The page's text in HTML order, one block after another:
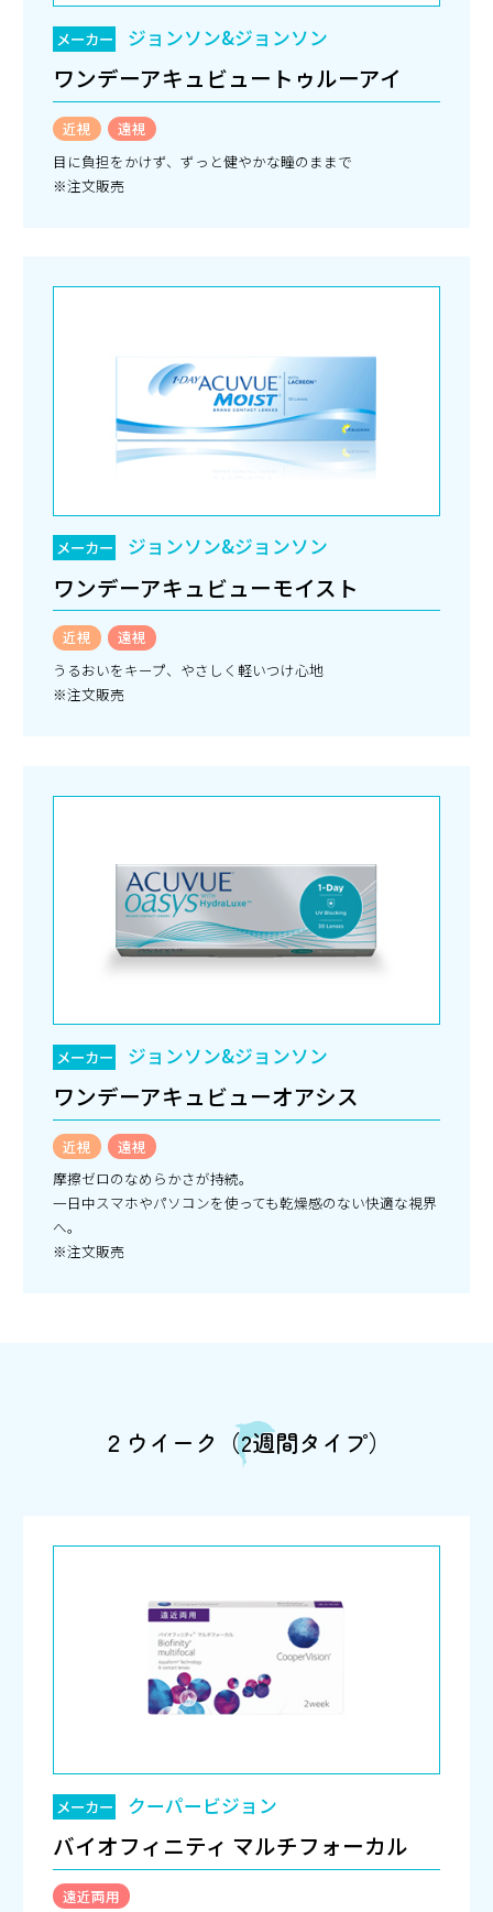
メーカー ジョンソン&ジョンソン
ワンデーアキュビュートゥルーアイ
近視
遠視
目に負担をかけず、ずっと健やかな瞳のままで
※注文販売
メーカー ジョンソン&ジョンソン
ワンデーアキュビューモイスト
近視
遠視
うるおいをキープ、やさしく軽いつけ心地
※注文販売
メーカー ジョンソン&ジョンソン
ワンデーアキュビューオアシス
近視
遠視
摩擦ゼロのなめらかさが持続。
一日中スマホやパソコンを使っても乾燥感のない快適な視界
へ。
※注文販売
２ウイーク（2週間タイプ）
メーカー クーパービジョン
バイオフィニティ マルチフォーカル
遠近両用